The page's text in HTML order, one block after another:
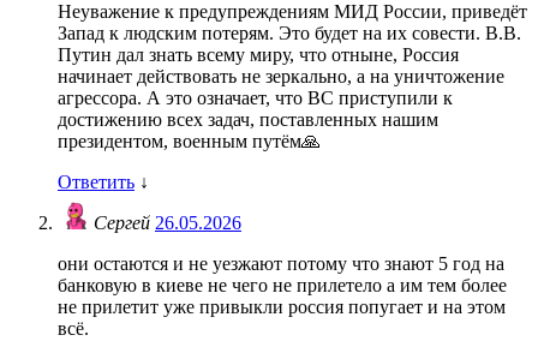
Неуважение к предупреждениям МИД России, приведёт
Запад к людским потерям. Это будет на их совести. В.В.
Путин дал знать всему миру, что отныне, Россия
начинает действовать не зеркально, а на уничтожение
агрессора. А это означает, что ВС приступили к
достижению всех задач, поставленных нашим
президентом, военным путём🙏
Ответить ↓
Сергей 26.05.2026
они остаются и не уезжают потому что знают 5 год на
банковую в киеве не чего не прилетело а им тем более
не прилетит уже привыкли россия попугает и на этом
всё.